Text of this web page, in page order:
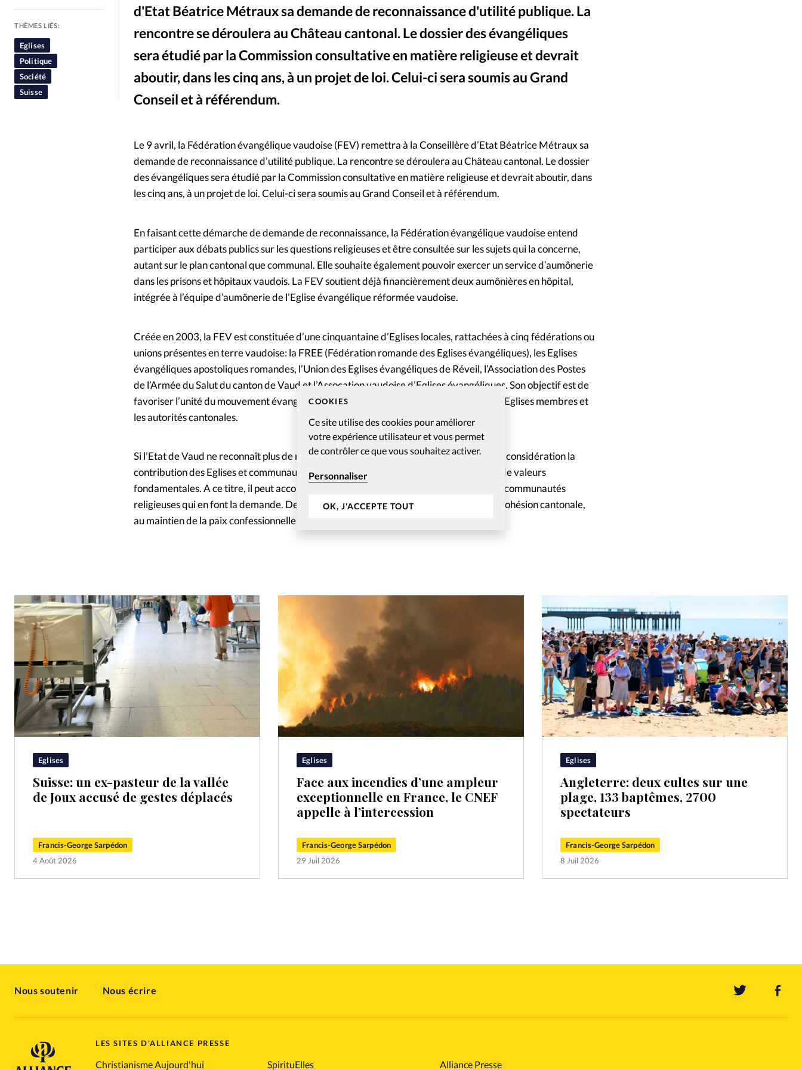
COOKIES
Ce site utilise des cookies pour améliorer
votre expérience utilisateur et vous permet
de contrôler ce que vous souhaitez activer.
Personnaliser
OK, J'ACCEPTE TOUT
People
Politique Religions Société
Mon compte
Changement d'adresse
Nous contacter
d'Etat Béatrice Métraux sa demande de reconnaissance d'utilité publique. La
rencontre se déroulera au Château cantonal. Le dossier des évangéliques
sera étudié par la Commission consultative en matière religieuse et devrait
aboutir, dans les cinq ans, à un projet de loi. Celui-ci sera soumis au Grand
Conseil et à référendum.
THÈMES LIÉS:
Eglises
Politique
Société
Suisse
Le 9 avril, la Fédération évangélique vaudoise (FEV) remettra à la Conseillère d’Etat Béatrice Métraux sa
demande de reconnaissance d’utilité publique. La rencontre se déroulera au Château cantonal. Le dossier
des évangéliques sera étudié par la Commission consultative en matière religieuse et devrait aboutir, dans
les cinq ans, à un projet de loi. Celui-ci sera soumis au Grand Conseil et à référendum.
En faisant cette démarche de demande de reconnaissance, la Fédération évangélique vaudoise entend
participer aux débats publics sur les questions religieuses et être consultée sur les sujets qui la concerne,
autant sur le plan cantonal que communal. Elle souhaite également pouvoir exercer un service d’aumônerie
dans les prisons et hôpitaux vaudois. La FEV soutient déjà financièrement deux aumônières en hôpital,
intégrée à l’équipe d’aumônerie de l’Eglise évangélique réformée vaudoise.
Créée en 2003, la FEV est constituée d’une cinquantaine d’Eglises locales, rattachées à cinq fédérations ou
unions présentes en terre vaudoise: la FREE (Fédération romande des Eglises évangéliques), les Eglises
évangéliques apostoliques romandes, l’Union des Eglises évangéliques de Réveil, l’Association des Postes
de l’Armée du Salut du canton de Vaud et l’Assocation vaudoise d’Eglises évangéliques. Son objectif est de
favoriser l’unité du mouvement évangélique ainsi que d’assurer les relations entre ses Eglises membres et
les autorités cantonales.
Si l’Etat de Vaud ne reconnaît plus de religion comme par le passé, il prend toutefois en considération la
contribution des Eglises et communautés religieuses au lien social et à la transmission de valeurs
fondamentales. A ce titre, il peut accorder une reconnaissance d’utilité publique à des communautés
religieuses qui en font la demande. De celles-ci, l’Etat attend qu’elles contribuent à la cohésion cantonale,
au maintien de la paix confessionnelle, de la paix sociale et au dialogue interreligieux.
Eglises
Suisse: un ex-pasteur de la vallée
de Joux accusé de gestes déplacés
Francis-George Sarpédon
4 Août 2026
Eglises
Face aux incendies d’une ampleur
exceptionnelle en France, le CNEF
appelle à l’intercession
Francis-George Sarpédon
29 Juil 2026
Eglises
Angleterre: deux cultes sur une
plage, 133 baptêmes, 2700
spectateurs
Francis-George Sarpédon
8 Juil 2026
Nous soutenir Nous écrire
LES SITES D'ALLIANCE PRESSE
Christianisme Aujourd'hui SpirituElles Alliance Presse